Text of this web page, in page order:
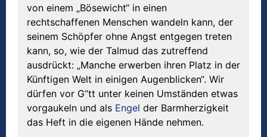
von einem „Bösewicht“ in einen
rechtschaffenen Menschen wandeln kann, der
seinem Schöpfer ohne Angst entgegen treten
kann, so, wie der Talmud das zutreffend
ausdrückt: „Manche erwerben ihren Platz in der
Künftigen Welt in einigen Augenblicken“. Wir
dürfen vor G“tt unter keinen Umständen etwas
vorgaukeln und als Engel der Barmherzigkeit
das Heft in die eigenen Hände nehmen.